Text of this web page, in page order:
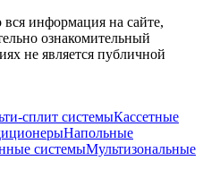
информация на сайте,
ознакомительный
не является публичной
сплит системыКассетные
Напольные
системыМультизональные